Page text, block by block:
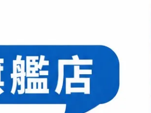
24cm 24.5cm 25cm
27cm 27.5cm 28cm